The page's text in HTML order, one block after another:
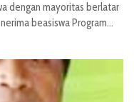
dengan mayoritas berlatar
beasiswa Program...